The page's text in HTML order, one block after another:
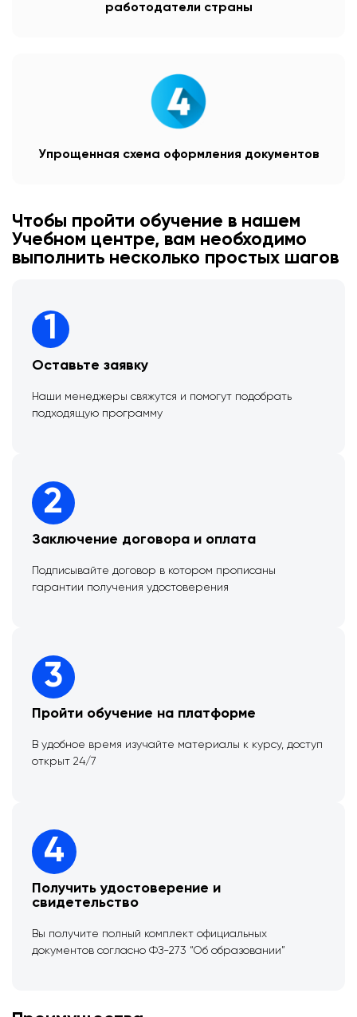
работодатели страны
Упрощенная схема оформления документов
Чтобы пройти обучение в нашем
Учебном центре, вам необходимо
выполнить несколько простых шагов
1
Оставьте заявку
Наши менеджеры свяжутся и помогут подобрать
подходящую программу
2
Заключение договора и оплата
Подписывайте договор в котором прописаны
гарантии получения удостоверения
3
Пройти обучение на платформе
В удобное время изучайте материалы к курсу, доступ
открыт 24/7
4
Получить удостоверение и
свидетельство
Вы получите полный комплект официальных
документов согласно ФЗ-273 “Об образовании”